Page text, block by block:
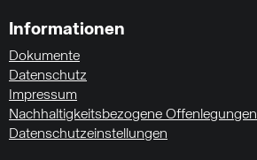
Informationen
Dokumente
Datenschutz
Impressum
Nachhaltigkeitsbezogene Offenlegungen
Datenschutzeinstellungen